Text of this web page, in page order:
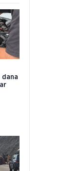
dana